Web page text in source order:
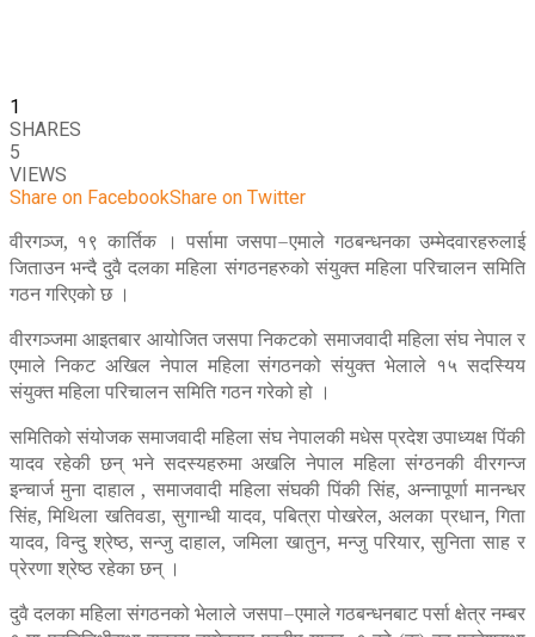
1
SHARES
5
VIEWS
Share on FacebookShare on Twitter
वीरगञ्ज, १९ कार्तिक । पर्सामा जसपा–एमाले गठबन्धनका उम्मेदवारहरुलाई
जिताउन भन्दै दुवै दलका महिला संगठनहरुको संयुक्त महिला परिचालन समिति
गठन गरिएको छ ।
वीरगञ्जमा आइतबार आयोजित जसपा निकटको समाजवादी महिला संघ नेपाल र
एमाले निकट अखिल नेपाल महिला संगठनको संयुक्त भेलाले १५ सदस्यिय
संयुक्त महिला परिचालन समिति गठन गरेको हो ।
समितिको संयोजक समाजवादी महिला संघ नेपालकी मधेस प्रदेश उपाध्यक्ष पिंकी
यादव रहेकी छन् भने सदस्यहरुमा अखलि नेपाल महिला संग्ठनकी वीरगन्ज
इन्चार्ज मुना दाहाल , समाजवादी महिला संघकी पिंकी सिंह, अन्नापूर्णा मानन्धर
सिंह, मिथिला खतिवडा, सुगान्धी यादव, पबित्रा पोखरेल, अलका प्रधान, गिता
यादव, विन्दु श्रेष्ठ, सन्जु दाहाल, जमिला खातुन, मन्जु परियार, सुनिता साह र
प्रेरणा श्रेष्ठ रहेका छन् ।
दुवै दलका महिला संगठनको भेलाले जसपा–एमाले गठबन्धनबाट पर्सा क्षेत्र नम्बर